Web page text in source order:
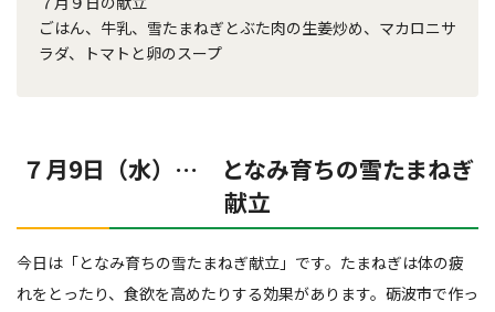
ごはん、牛乳、雪たまねぎとぶた肉の生姜炒め、マカロニサ
ラダ、トマトと卵のスープ
７月9日（水）… となみ育ちの雪たまねぎ
献立
今日は「となみ育ちの雪たまねぎ献立」です。たまねぎは体の疲
れをとったり、食欲を高めたりする効果があります。砺波市で作っ